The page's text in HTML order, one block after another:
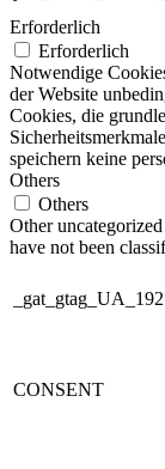
Erforderlich
Erforderlich
Notwendige
der Website
Cookies, die
speichern keine
Others
Others
Other
have not been
CONSENT